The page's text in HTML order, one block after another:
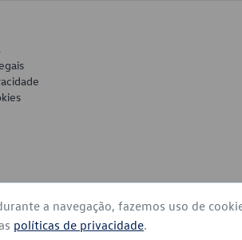
os direitos reservados
a navegação, fazemos uso de
políticas de privacidade.